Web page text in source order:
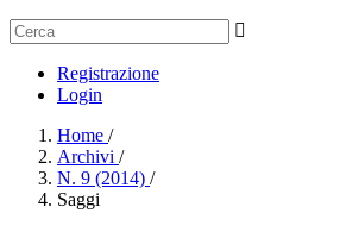
Registrazione
Login
Home /
Archivi /
N. 9 (2014) /
Saggi